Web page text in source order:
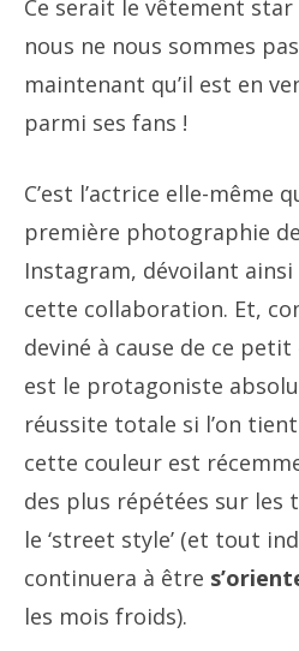
Ce serait le vêtement
nous ne nous sommes
maintenant qu’il est en
parmi ses fans !
C’est l’actrice elle-même
première photographie
Instagram, dévoilant
cette collaboration. Et,
deviné à cause de ce petit
est le protagoniste
réussite totale si l’on
cette couleur est
des plus répétées sur les
le ‘street style’ (et tout
continuera à être
les mois froids).